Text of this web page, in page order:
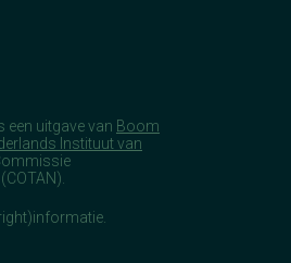
een uitgave van Boom
Instituut van